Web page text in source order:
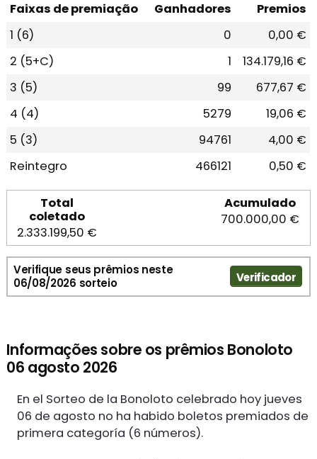
Faixas de premiação Ganhadores
Premios
1 (6)
0
0,00 €
2 (5+C)
1
134.179,16 €
3 (5)
99
677,67 €
4 (4)
5279
19,06 €
5 (3)
94761
4,00 €
Reintegro
466121 0,50 €
Total
coletado
2.333.199,50 €
Acumulado
700.000,00 €
Verifique seus prêmios neste
06/08/2026 sorteio
Verificador
Informações sobre os prêmios Bonoloto
06 agosto 2026
En el Sorteo de la Bonoloto celebrado hoy jueves
06 de agosto no ha habido boletos premiados de
primera categoría (6 números).